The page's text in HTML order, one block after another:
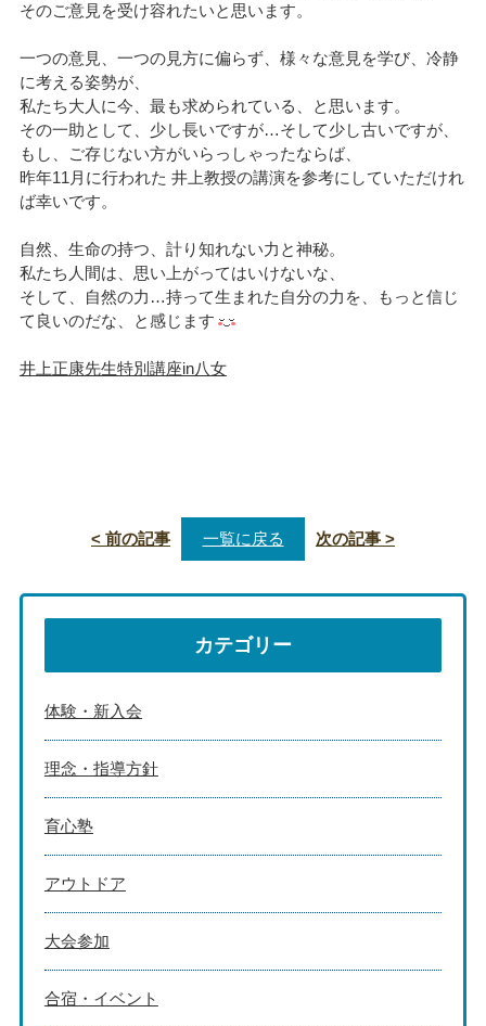
そのご意見を受け容れたいと思います。
一つの意見、一つの見方に偏らず、様々な意見を学び、冷静
に考える姿勢が、
私たち大人に今、最も求められている、と思います。
その一助として、少し長いですが…そして少し古いですが、
もし、ご存じない方がいらっしゃったならば、
昨年11月に行われた 井上教授の講演を参考にしていただけれ
ば幸いです。
自然、生命の持つ、計り知れない力と神秘。
私たち人間は、思い上がってはいけないな、
そして、自然の力…持って生まれた自分の力を、もっと信じ
て良いのだな、と感じます
井上正康先生特別講座in八女
< 前の記事 一覧に戻る 次の記事 >
カテゴリー
体験・新入会
理念・指導方針
育心塾
アウトドア
大会参加
合宿・イベント